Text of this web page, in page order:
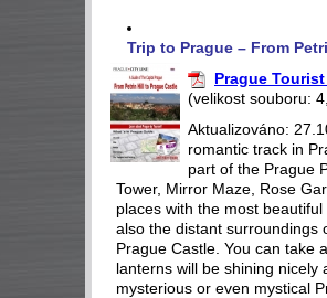
Trip to Prague – From
Prague
(velikost souboru:
Aktualizováno:
romantic track in
part of the Prague
Tower, Mirror Maze, Rose
places with the most
also the distant surroundings
Prague Castle. You can take
lanterns will be shining
mysterious or even mystical